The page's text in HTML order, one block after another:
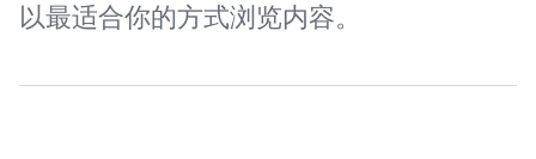
以最适合你的方式浏览内容。